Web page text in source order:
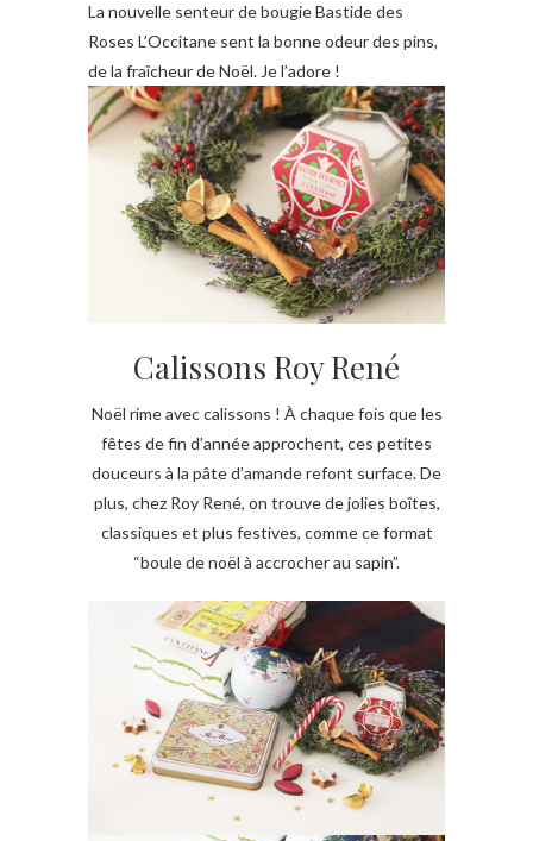
La nouvelle senteur de bougie Bastide des
Roses L’Occitane sent la bonne odeur des pins,
de la fraîcheur de Noël. Je l’adore !
Calissons Roy René
Noël rime avec calissons ! À chaque fois que les
fêtes de fin d’année approchent, ces petites
douceurs à la pâte d’amande refont surface. De
plus, chez Roy René, on trouve de jolies boîtes,
classiques et plus festives, comme ce format
“boule de noël à accrocher au sapin”.